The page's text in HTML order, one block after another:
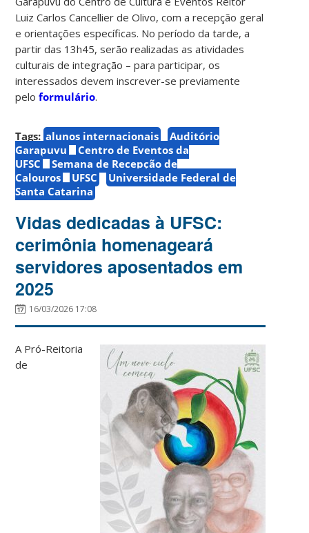
Luiz Carlos Cancellier de Olivo, com a recepção geral
e orientações específicas. No período da tarde, a
partir das 13h45, serão realizadas as atividades
culturais de integração – para participar, os
interessados devem inscrever-se previamente
peloformulário.
Tags: alunos internacionais
Auditório
Garapuvu
Centro de Eventos da
UFSC
Semana de Recepção de
Calouros
UFSC
Universidade Federal de
Santa Catarina
Vidas dedicadas à UFSC:
cerimônia homenageará
servidores aposentados em
2025
16/03/2026 17:08
A Pró-Reitoria
de